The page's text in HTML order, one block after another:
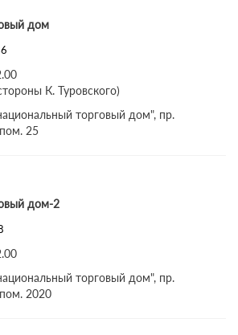
дом
К. Туровского)
торговый дом", пр.
25
дом-2
торговый дом", пр.
2020